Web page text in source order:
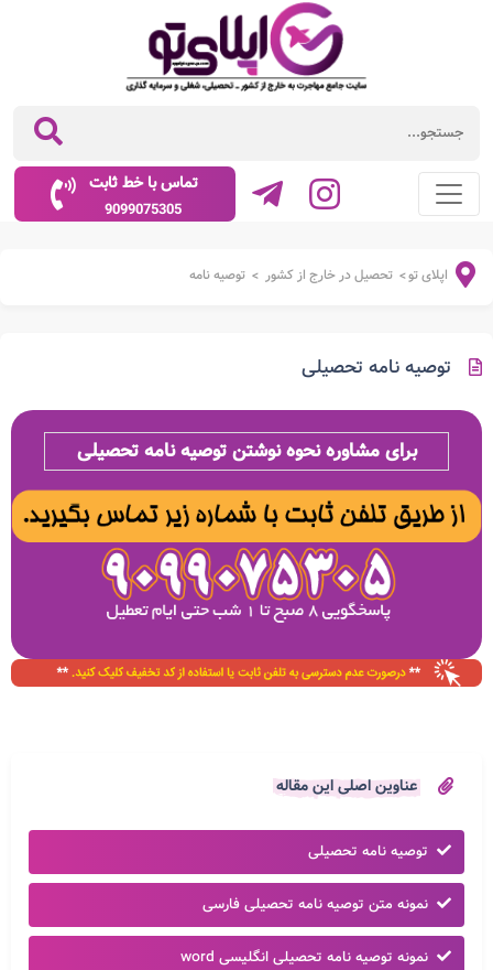
تماس با خط ثابت
9099075305
اپلای تو> تحصیل در خارج از کشور > توصیه نامه
توصیه نامه تحصیلی
برای مشاوره نحوه نوشتن توصیه نامه تحصیلی
عناوین اصلی این مقاله
توصیه نامه تحصیلی
نمونه متن توصیه نامه تحصیلی فارسی
نمونه توصیه نامه تحصیلی انگلیسی word